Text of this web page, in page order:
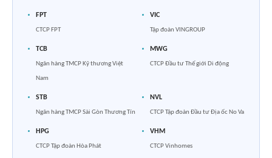
FPT
CTCP FPT
VIC
Tập đoàn VINGROUP
TCB
Ngân hàng TMCP Kỹ thương Việt
Nam
MWG
CTCP Đầu tư Thế giới Di động
STB
Ngân hàng TMCP Sài Gòn Thương Tín
NVL
CTCP Tập đoàn Đầu tư Địa ốc No Va
HPG
CTCP Tập đoàn Hòa Phát
VHM
CTCP Vinhomes